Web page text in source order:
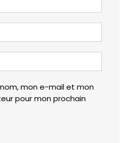
mon e-mail et mon
pour mon prochain